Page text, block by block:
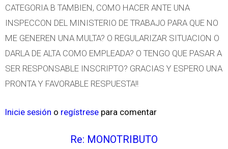
CATEGORIA B TAMBIEN, COMO HACER ANTE UNA
INSPECCON DEL MINISTERIO DE TRABAJO PARA QUE NO
ME GENEREN UNA MULTA? O REGULARIZAR SITUACION O
DARLA DE ALTA COMO EMPLEADA? O TENGO QUE PASAR A
SER RESPONSABLE INSCRIPTO? GRACIAS Y ESPERO UNA
PRONTA Y FAVORABLE RESPUESTA!!
Inicie sesión o regístrese para comentar
Re: MONOTRIBUTO